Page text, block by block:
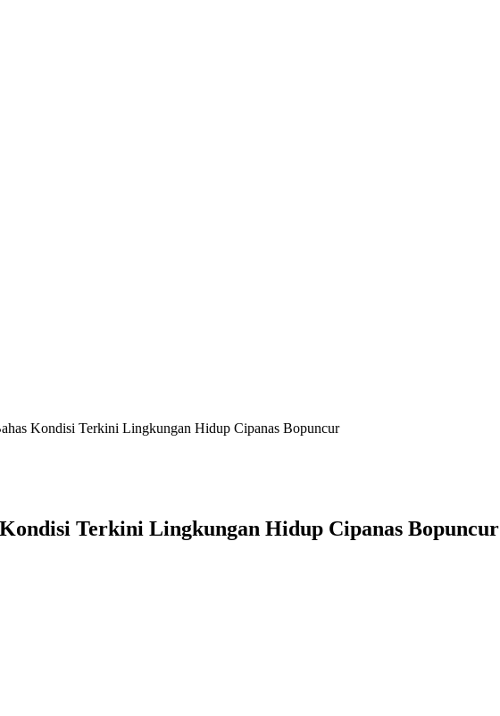
Kondisi Terkini Lingkungan Hidup Cipanas Bopuncur
Terkini Lingkungan Hidup Cipanas Bopuncur